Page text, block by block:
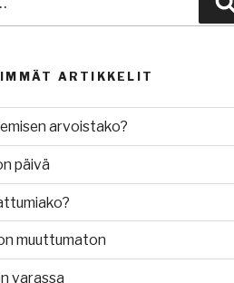
ARTIKKELIT
arvoistako?
päivä
muuttumaton
varassa